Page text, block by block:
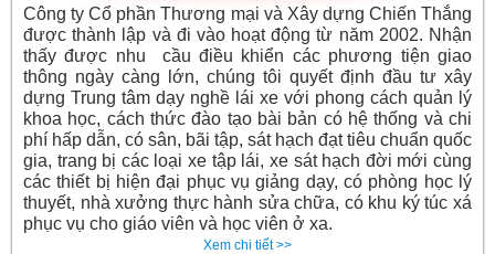
Công ty Cổ phần Thương mại và Xây dựng Chiến Thắng
được thành lập và đi vào hoạt động từ năm 2002. Nhận
thấy được nhu cầu điều khiển các phương tiện giao
thông ngày càng lớn, chúng tôi quyết định đầu tư xây
dựng Trung tâm dạy nghề lái xe với phong cách quản lý
khoa học, cách thức đào tạo bài bản có hệ thống và chi
phí hấp dẫn, có sân, bãi tập, sát hạch đạt tiêu chuẩn quốc
gia, trang bị các loại xe tập lái, xe sát hạch đời mới cùng
các thiết bị hiện đại phục vụ giảng dạy, có phòng học lý
thuyết, nhà xưởng thực hành sửa chữa, có khu ký túc xá
phục vụ cho giáo viên và học viên ở xa.
Xem chi tiết >>